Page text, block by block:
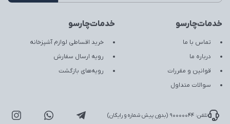
خدمات‌چارسو
تماس با ما
درباره ما
قوانین و مقررات
سوالات متداول
خدمات‌چارسو
خرید اقساطی لوازم آشپزخانه
رویه ارسال سفارش
رویه‌های بازگشت
تلفن: 90000044 (بدون پیش شماره و رایگان)